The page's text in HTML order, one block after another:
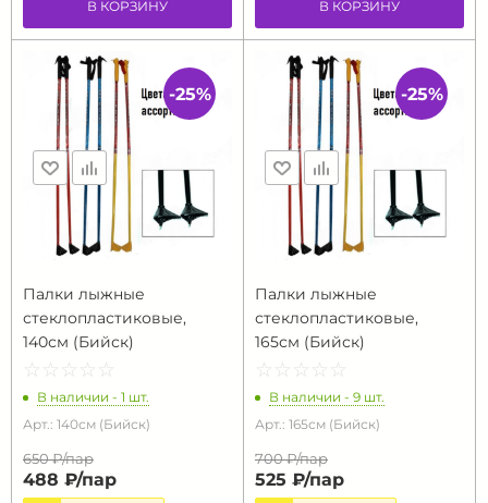
В КОРЗИНУ В КОРЗИНУ
Палки лыжные
стеклопластиковые,
140см (Бийск)
☆ ☆ ☆ ☆ ☆
★ ★ ★ ★ ★
В наличии - 1 шт.
Арт.: 140см (Бийск)
650 ₽/пар
488 ₽/пар
-25%
Палки лыжные
стеклопластиковые,
165см (Бийск)
☆ ☆ ☆ ☆ ☆
★ ★ ★ ★ ★
В наличии - 9 шт.
Арт.: 165см (Бийск)
700 ₽/пар
525 ₽/пар
-25%